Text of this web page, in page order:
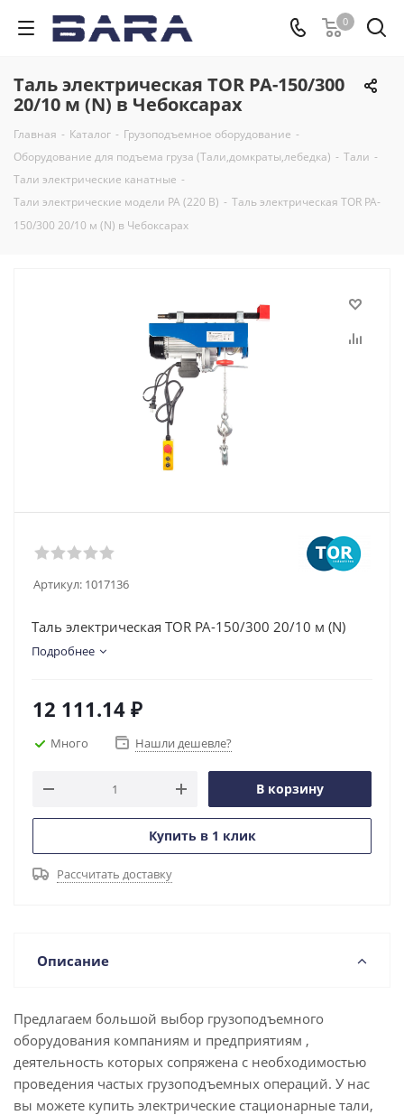
0
Таль электрическая TOR PA-150/300
20/10 м (N) в Чебоксарах
Главная - Каталог - Грузоподъемное оборудование -
Оборудование для подъема груза (Тали,домкраты,лебедка) - Тали -
Тали электрические канатные -
Тали электрические модели РА (220 В) - Таль электрическая TOR PA-
150/300 20/10 м (N) в Чебоксарах
Артикул: 1017136
Таль электрическая TOR PA-150/300 20/10 м (N)
Подробнее
12 111.14 ₽
Много Нашли дешевле?
В корзину
Купить в 1 клик
Рассчитать доставку
Описание
Предлагаем большой выбор грузоподъемного
оборудования компаниям и предприятиям ,
деятельность которых сопряжена с необходимостью
проведения частых грузоподъемных операций. У нас
вы можете купить электрические стационарные тали,